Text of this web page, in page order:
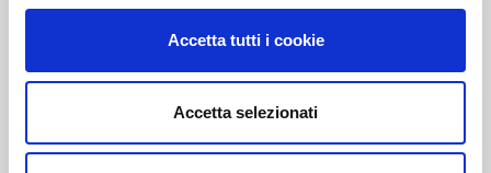
Accetta tutti i cookie
Accetta selezionati
Bar e Ristoranti